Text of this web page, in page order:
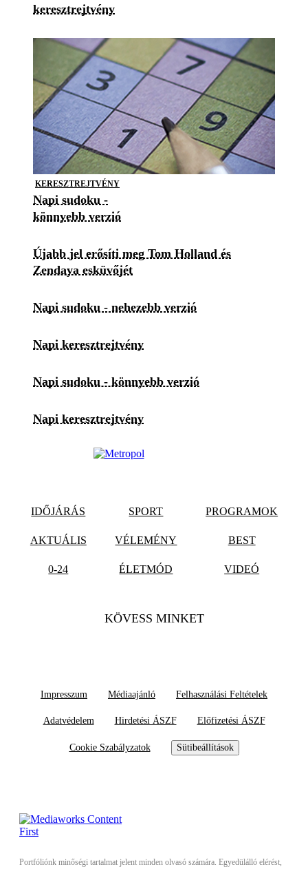
keresztrejtvény
KERESZTREJTVÉNY
Napi sudoku -
könnyebb verzió
Újabb jel erősíti meg Tom Holland és
Zendaya esküvőjét
Napi sudoku - nehezebb verzió
Napi keresztrejtvény
Napi sudoku - könnyebb verzió
Napi keresztrejtvény
IDŐJÁRÁS SPORT PROGRAMOK
AKTUÁLIS VÉLEMÉNY BEST
0-24 ÉLETMÓD VIDEÓ
KÖVESS MINKET
Impresszum Médiaajánló Felhasználási Feltételek
Adatvédelem Hirdetési ÁSZF Előfizetési ÁSZF
Cookie Szabályzatok Sütibeállítások
Portfóliónk minőségi tartalmat jelent minden olvasó számára. Egyedülálló elérést,